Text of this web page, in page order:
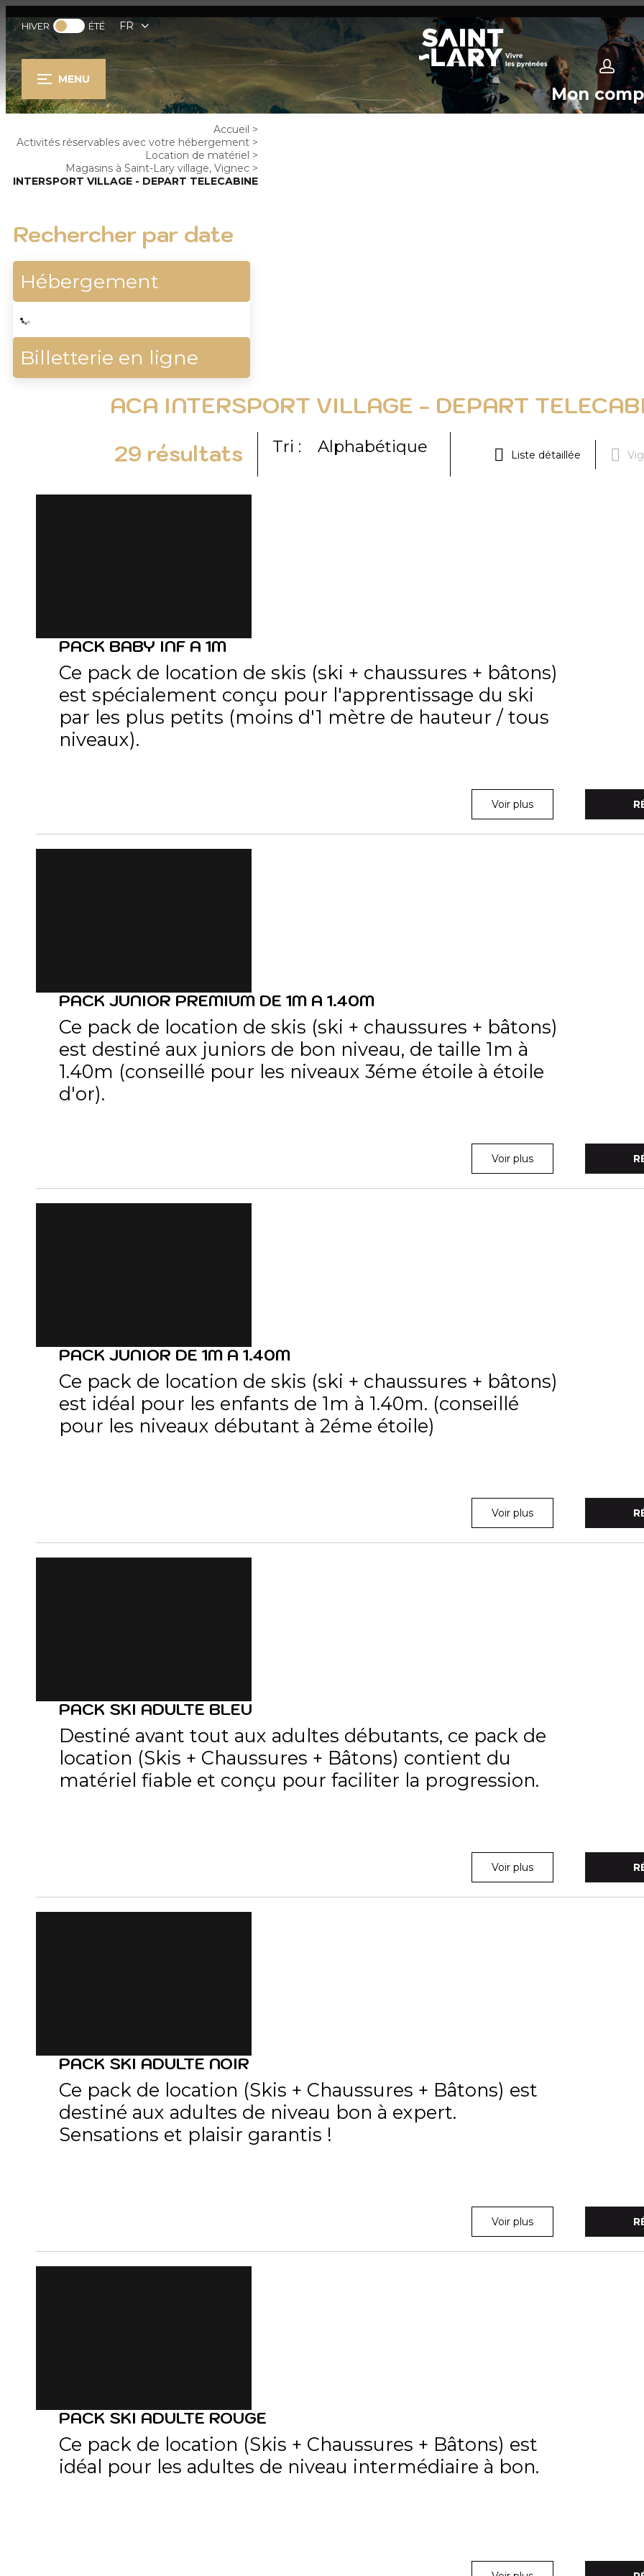
HIVER ÉTÉ FR
MENU
Mon
Accueil >
Activités réservables avec votre hébergement >
Location de matériel >
Magasins à Saint-Lary village, Vignec >
INTERSPORT VILLAGE - DEPART TELECABINE
Rechercher par date
Hébergement
Billetterie en ligne
ACA INTERSPORT VILLAGE - DEPART
Liste détaillée
29 résultats Tri : Alphabétique
PACK BABY INF A 1M
Ce pack de location de skis (ski + chaussures + bâtons)
est spécialement conçu pour l'apprentissage du ski
par les plus petits (moins d'1 mètre de hauteur / tous
niveaux).
Voir plus
PACK JUNIOR PREMIUM DE 1M A 1.40M
Ce pack de location de skis (ski + chaussures + bâtons)
est destiné aux juniors de bon niveau, de taille 1m à
1.40m (conseillé pour les niveaux 3éme étoile à étoile
d'or).
Voir plus
PACK JUNIOR DE 1M A 1.40M
Ce pack de location de skis (ski + chaussures + bâtons)
est idéal pour les enfants de 1m à 1.40m. (conseillé
pour les niveaux débutant à 2éme étoile)
Voir plus
PACK SKI ADULTE BLEU
Destiné avant tout aux adultes débutants, ce pack de
location (Skis + Chaussures + Bâtons) contient du
matériel fiable et conçu pour faciliter la progression.
Voir plus
PACK SKI ADULTE NOIR
Ce pack de location (Skis + Chaussures + Bâtons) est
destiné aux adultes de niveau bon à expert.
Sensations et plaisir garantis !
Voir plus
PACK SKI ADULTE ROUGE
Ce pack de location (Skis + Chaussures + Bâtons) est
idéal pour les adultes de niveau intermédiaire à bon.